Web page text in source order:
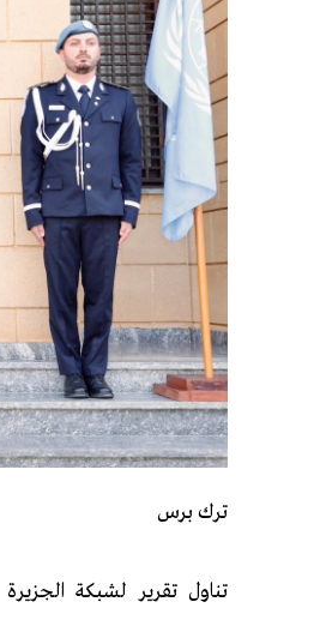
ترك برس
تناول تقرير لشبكة